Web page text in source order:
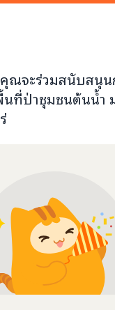
ณจะร่วมสนับสนุ
ที่ป่าชุมชนต้นน้ำ